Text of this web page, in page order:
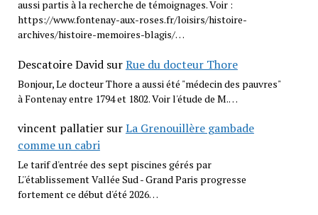
aussi partis à la recherche de témoignages. Voir :
https://www.fontenay-aux-roses.fr/loisirs/histoire-
archives/histoire-memoires-blagis/…
Descatoire DavidsurRue du docteur Thore
Bonjour, Le docteur Thore a aussi été "médecin des pauvres"
à Fontenay entre 1794 et 1802. Voir l'étude de M.…
vincent pallatiersurLa Grenouillère gambade
comme un cabri
Le tarif d'entrée des sept piscines gérés par
L''établissement Vallée Sud - Grand Paris progresse
fortement ce début d'été 2026…